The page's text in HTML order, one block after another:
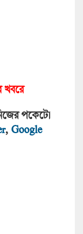
খবরে
পকেটে।
, Google